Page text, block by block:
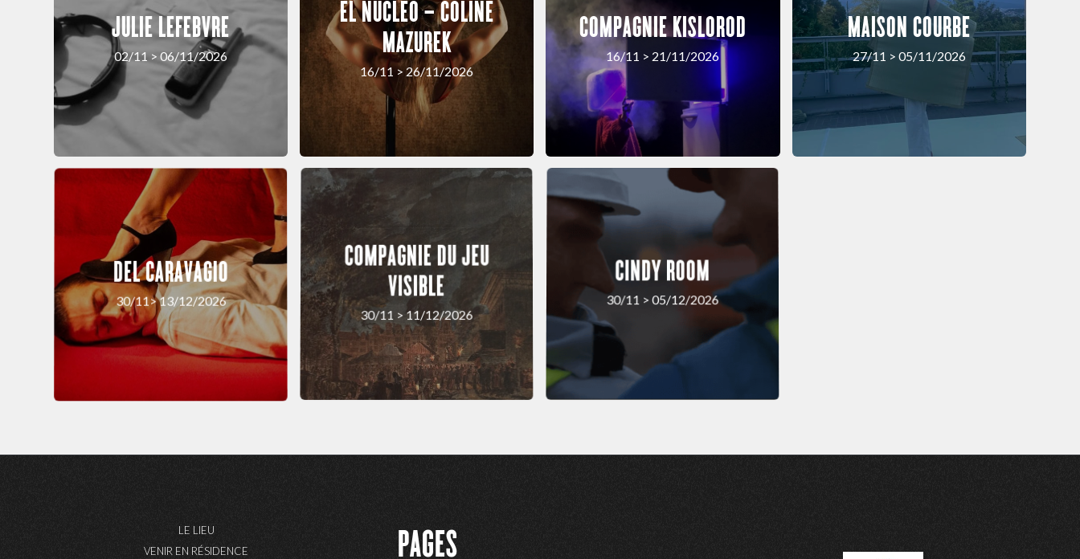
JULIE LEFEBVRE
02/11 > 06/11/2026
EL NUCLEO – COLINE
MAZUREK
16/11 > 26/11/2026
COMPAGNIE KISLOROD
16/11 > 21/11/2026
MAISON COURBE
27/11 > 05/11/2026
DEL CARAVAGIO
30/11> 13/12/2026
COMPAGNIE DU JEU
VISIBLE
30/11 > 11/12/2026
CINDY ROOM
30/11 > 05/12/2026
LE LIEU
VENIR EN RÉSIDENCE
PAGES